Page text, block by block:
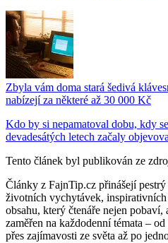
Zbyla vám doma stará šedivá
nabízejí za některé až 30 000 Kč
Kdo by si nepamatoval dobu, kdy
devadesátých letech začaly
Tento článek byl publikován ze
Články z FajnTip.cz přinášejí
životních vychytávek,
obsahu, který čtenáře nejen
zaměřen na každodenní témata –
přes zajímavosti ze světa až po